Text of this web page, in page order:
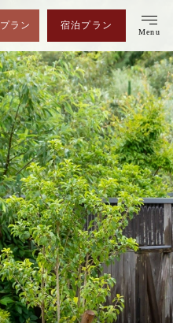
ラン 宿泊プラン
Menu